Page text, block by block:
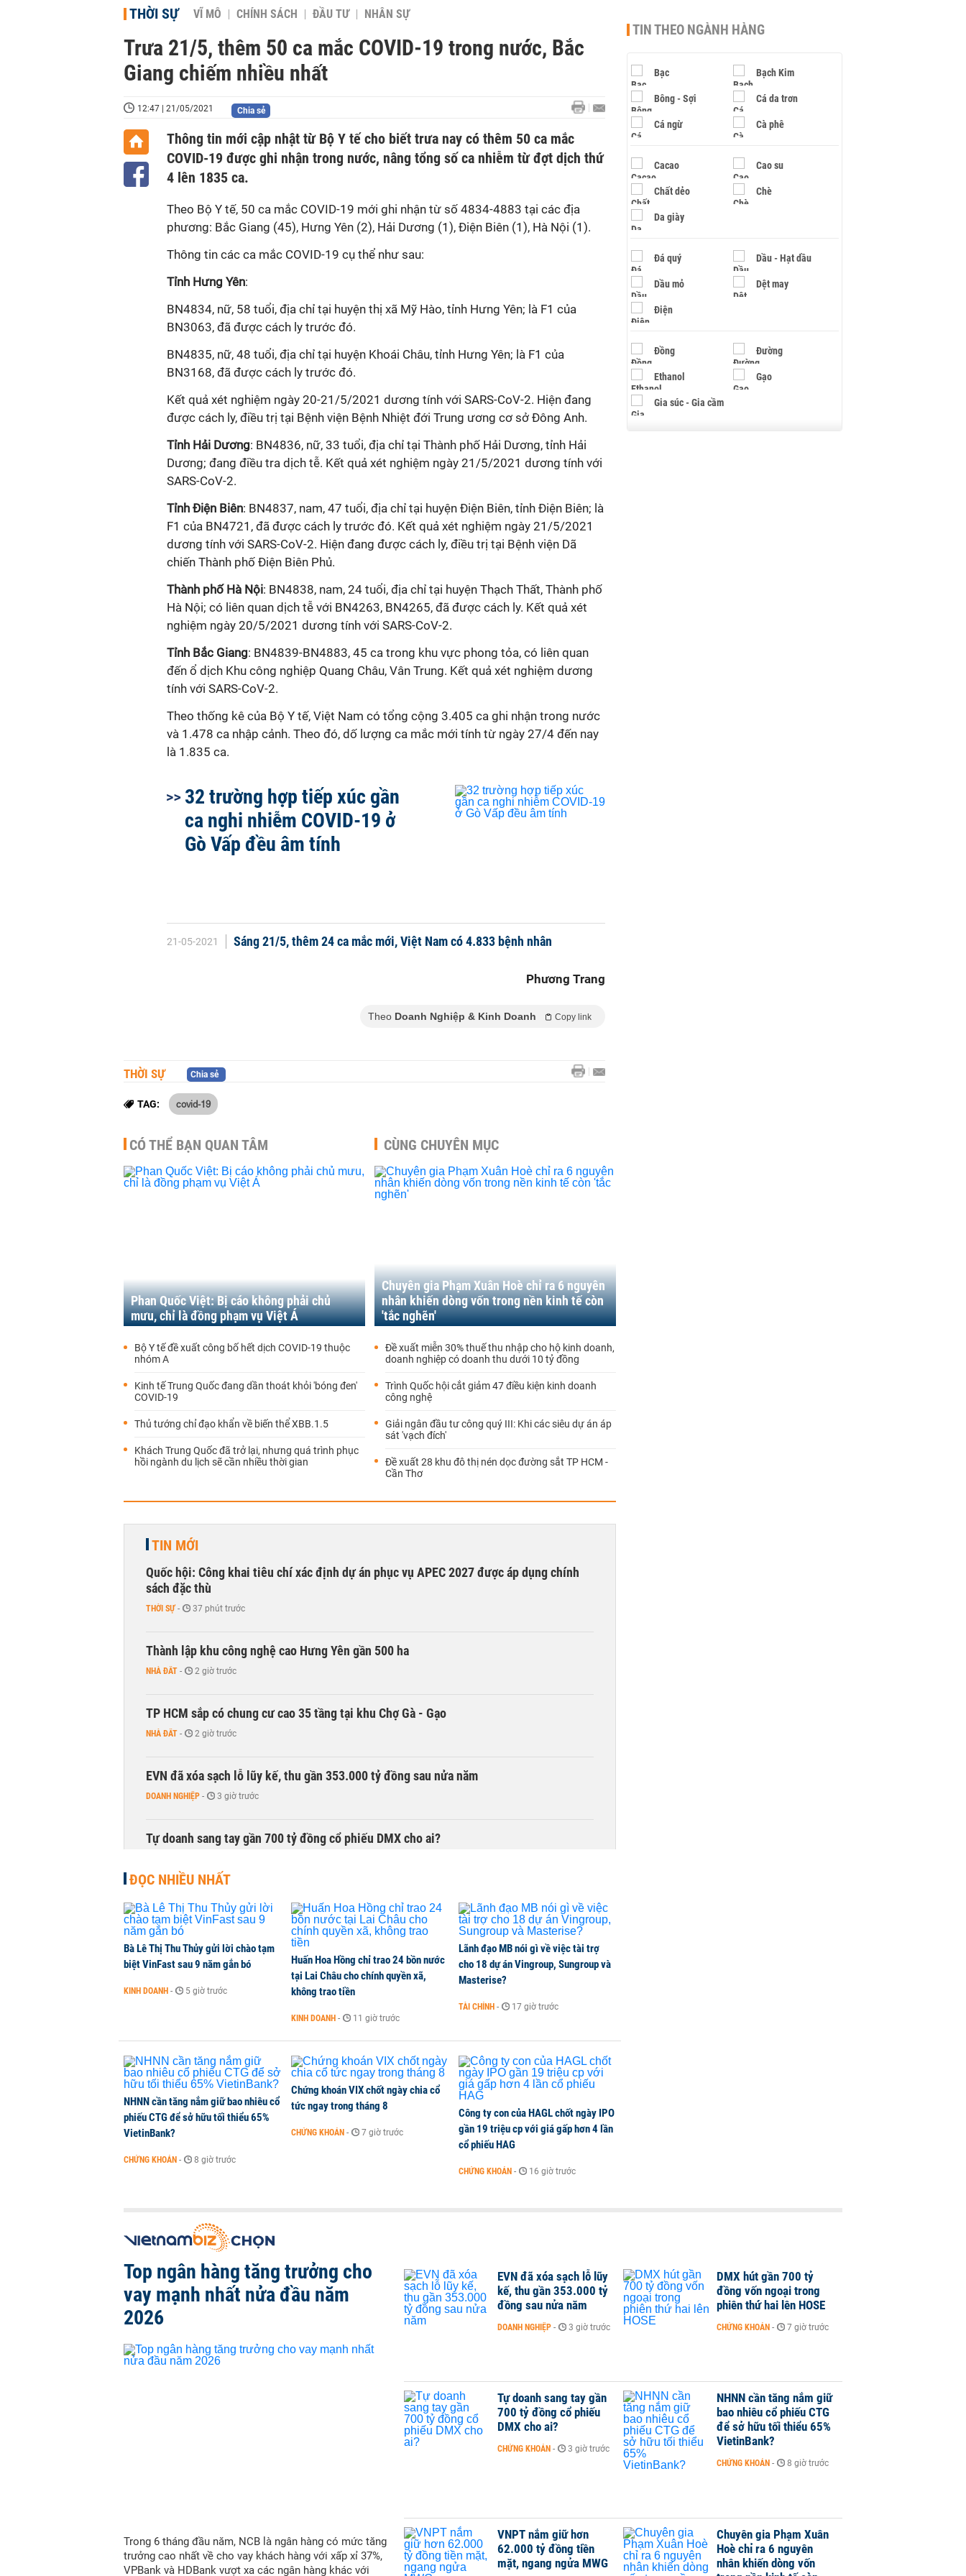
THỜI SỰ VĨ MÔ CHÍNH SÁCH ĐẦU TƯ NHÂN SỰ
Trưa 21/5, thêm 50 ca mắc COVID-19 trong nước, Bắc
Giang chiếm nhiều nhất
12:47 | 21/05/2021 Chia sẻ
Thông tin mới cập nhật từ Bộ Y tế cho biết trưa nay có thêm 50 ca mắc
COVID-19 được ghi nhận trong nước, nâng tổng số ca nhiễm từ đợt dịch thứ
4 lên 1835 ca.
Theo Bộ Y tế, 50 ca mắc COVID-19 mới ghi nhận từ số 4834-4883 tại các địa
phương: Bắc Giang (45), Hưng Yên (2), Hải Dương (1), Điện Biên (1), Hà Nội (1).
Thông tin các ca mắc COVID-19 cụ thể như sau:
Tỉnh Hưng Yên:
BN4834, nữ, 58 tuổi, địa chỉ tại huyện thị xã Mỹ Hào, tỉnh Hưng Yên; là F1 của
BN3063, đã được cách ly trước đó.
BN4835, nữ, 48 tuổi, địa chỉ tại huyện Khoái Châu, tỉnh Hưng Yên; là F1 của
BN3168, đã được cách ly trước đó.
Kết quả xét nghiệm ngày 20-21/5/2021 dương tính với SARS-CoV-2. Hiện đang
được cách ly, điều trị tại Bệnh viện Bệnh Nhiệt đới Trung ương cơ sở Đông Anh.
Tỉnh Hải Dương: BN4836, nữ, 33 tuổi, địa chỉ tại Thành phố Hải Dương, tỉnh Hải
Dương; đang điều tra dịch tễ. Kết quả xét nghiệm ngày 21/5/2021 dương tính với
SARS-CoV-2.
Tỉnh Điện Biên: BN4837, nam, 47 tuổi, địa chỉ tại huyện Điện Biên, tỉnh Điện Biên; là
F1 của BN4721, đã được cách ly trước đó. Kết quả xét nghiệm ngày 21/5/2021
dương tính với SARS-CoV-2. Hiện đang được cách ly, điều trị tại Bệnh viện Dã
chiến Thành phố Điện Biên Phủ.
Thành phố Hà Nội: BN4838, nam, 24 tuổi, địa chỉ tại huyện Thạch Thất, Thành phố
Hà Nội; có liên quan dịch tễ với BN4263, BN4265, đã được cách ly. Kết quả xét
nghiệm ngày 20/5/2021 dương tính với SARS-CoV-2.
Tỉnh Bắc Giang: BN4839-BN4883, 45 ca trong khu vực phong tỏa, có liên quan
đến ổ dịch Khu công nghiệp Quang Châu, Vân Trung. Kết quả xét nghiệm dương
tính với SARS-CoV-2.
Theo thống kê của Bộ Y tế, Việt Nam có tổng cộng 3.405 ca ghi nhận trong nước
và 1.478 ca nhập cảnh. Theo đó, dố lượng ca mắc mới tính từ ngày 27/4 đến nay
là 1.835 ca.
32 trường hợp tiếp xúc gần
ca nghi nhiễm COVID-19 ở
Gò Vấp đều âm tính
21-05-2021 Sáng 21/5, thêm 24 ca mắc mới, Việt Nam có 4.833 bệnh nhân
Phương Trang
Theo Doanh Nghiệp & Kinh Doanh Copy link
THỜI SỰ Chia sẻ
TAG: covid-19
CÓ THỂ BẠN QUAN TÂM
Phan Quốc Việt: Bị cáo không phải chủ
mưu, chỉ là đồng phạm vụ Việt Á
Bộ Y tế đề xuất công bố hết dịch COVID-19 thuộc
nhóm A
Kinh tế Trung Quốc đang dần thoát khỏi 'bóng đen'
COVID-19
Thủ tướng chỉ đạo khẩn về biến thể XBB.1.5
Khách Trung Quốc đã trở lại, nhưng quá trình phục
hồi ngành du lịch sẽ cần nhiều thời gian
CÙNG CHUYÊN MỤC
Chuyên gia Phạm Xuân Hoè chỉ ra 6 nguyên
nhân khiến dòng vốn trong nền kinh tế còn
'tắc nghẽn'
Đề xuất miễn 30% thuế thu nhập cho hộ kinh doanh,
doanh nghiệp có doanh thu dưới 10 tỷ đồng
Trình Quốc hội cắt giảm 47 điều kiện kinh doanh
công nghệ
Giải ngân đầu tư công quý III: Khi các siêu dự án áp
sát 'vạch đích'
Đề xuất 28 khu đô thị nén dọc đường sắt TP HCM -
Cần Thơ
TIN MỚI
Quốc hội: Công khai tiêu chí xác định dự án phục vụ APEC 2027 được áp dụng chính
sách đặc thù
THỜI SỰ - 37 phút trước
Thành lập khu công nghệ cao Hưng Yên gần 500 ha
NHÀ ĐẤT - 2 giờ trước
TP HCM sắp có chung cư cao 35 tầng tại khu Chợ Gà - Gạo
NHÀ ĐẤT - 2 giờ trước
EVN đã xóa sạch lỗ lũy kế, thu gần 353.000 tỷ đồng sau nửa năm
DOANH NGHIỆP - 3 giờ trước
Tự doanh sang tay gần 700 tỷ đồng cổ phiếu DMX cho ai?
Thu hồi 89 ha đất để đấu giá lựa chọn nhà đầu tư công trình thành phố cảng hàng
không
NHÀ ĐẤT -
Dòng tiền ngoại bất ngờ trở lại TTCK, ai đã mua vào?
Kiến nghị đưa người bán hàng online, lao động công trình đóng BHXH bắt buộc
THỜI SỰ - 4 giờ trước
ĐỌC NHIỀU NHẤT
Bà Lê Thị Thu Thủy gửi lời chào tạm
biệt VinFast sau 9 năm gắn bó
KINH DOANH - 5 giờ trước
Huấn Hoa Hồng chỉ trao 24 bồn nước
tại Lai Châu cho chính quyền xã,
không trao tiền
KINH DOANH - 11 giờ trước
Lãnh đạo MB nói gì về việc tài trợ
cho 18 dự án Vingroup, Sungroup và
Masterise?
TÀI CHÍNH - 17 giờ trước
NHNN cần tăng nắm giữ bao nhiêu cổ
phiếu CTG để sở hữu tối thiểu 65%
VietinBank?
CHỨNG KHOÁN - 8 giờ trước
Chứng khoán VIX chốt ngày chia cổ
tức ngay trong tháng 8
CHỨNG KHOÁN - 7 giờ trước
Công ty con của HAGL chốt ngày IPO
gần 19 triệu cp với giá gấp hơn 4 lần
cổ phiếu HAG
CHỨNG KHOÁN - 16 giờ trước
TIN THEO NGÀNH HÀNG
Bạc Bạch Kim
Bông - Sợi Cá da trơn
Cá ngừ Cà phê
Cacao Cao su
Chất dẻo Chè
Da giày
Đá quý Dầu - Hạt dầu
Dầu mỏ Dệt may
Điện
Đồng Đường
Ethanol Gạo
Gia súc - Gia cầm
Top ngân hàng tăng trưởng cho
vay mạnh nhất nửa đầu năm
2026
Trong 6 tháng đầu năm, NCB là ngân hàng có mức tăng
trưởng cao nhất về cho vay khách hàng với xấp xỉ 37%,
VPBank và HDBank vượt xa các ngân hàng khác với
EVN đã xóa sạch lỗ lũy
kế, thu gần 353.000 tỷ
đồng sau nửa năm
DOANH NGHIỆP - 3 giờ trước
DMX hút gần 700 tỷ
đồng vốn ngoại trong
phiên thứ hai lên HOSE
CHỨNG KHOÁN - 7 giờ trước
Tự doanh sang tay gần
700 tỷ đồng cổ phiếu
DMX cho ai?
CHỨNG KHOÁN - 3 giờ trước
NHNN cần tăng nắm giữ
bao nhiêu cổ phiếu CTG
để sở hữu tối thiểu 65%
VietinBank?
CHỨNG KHOÁN - 8 giờ trước
VNPT nắm giữ hơn
62.000 tỷ đồng tiền
mặt, ngang ngửa MWG
Chuyên gia Phạm Xuân
Hoè chỉ ra 6 nguyên
nhân khiến dòng vốn